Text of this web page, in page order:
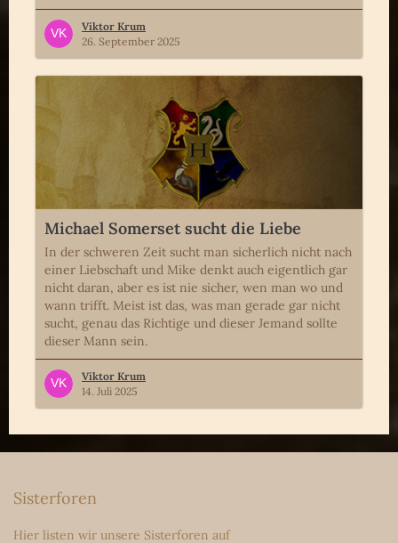
Viktor Krum
26. September 2025
Michael Somerset sucht die Liebe
In der schweren Zeit sucht man sicherlich nicht nach
einer Liebschaft und Mike denkt auch eigentlich gar
nicht daran, aber es ist nie sicher, wen man wo und
wann trifft. Meist ist das, was man gerade gar nicht
sucht, genau das Richtige und dieser Jemand sollte
dieser Mann sein.
Viktor Krum
14. Juli 2025
Sisterforen
Hier listen wir unsere Sisterforen auf